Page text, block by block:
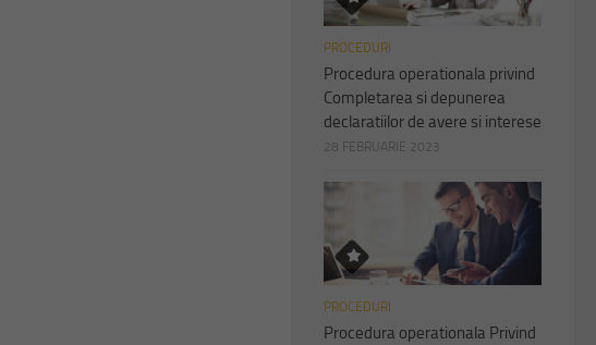
PROCEDURI
Procedura operationala privind
Completarea si depunerea
declaratiilor de avere si interese
28 FEBRUARIE 2023
PROCEDURI
Procedura operationala Privind